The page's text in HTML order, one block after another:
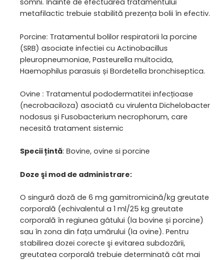
somni. Înainte de efectuarea tratamentului
metafilactic trebuie stabilită prezența bolii în efectiv.
Porcine: Tratamentul bolilor respiratorii la porcine
(SRB) asociate infectiei cu Actinobacillus
pleuropneumoniae, Pasteurella multocida,
Haemophilus parasuis și Bordetella bronchiseptica.
Ovine : Tratamentul pododermatitei infecțioase
(necrobaciloza) asociată cu virulenta Dichelobacter
nodosus și Fusobacterium necrophorum, care
necesită tratament sistemic
Specii țintă: Bovine, ovine si porcine
Doze şi mod de administrare:
O singură doză de 6 mg gamitromicină/kg greutate
corporală (echivalentul a 1 ml/25 kg greutate
corporală în regiunea gâtului (la bovine și porcine)
sau în zona din fața umărului (la ovine). Pentru
stabilirea dozei corecte şi evitarea subdozării,
greutatea corporală trebuie determinată cât mai